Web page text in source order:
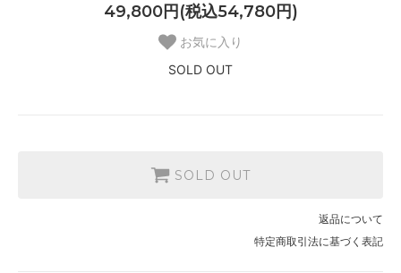
49,800円(税込54,780円)
お気に入り
SOLD OUT
SOLD OUT
返品について
特定商取引法に基づく表記